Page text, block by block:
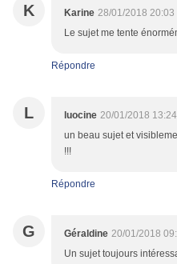
K Karine 28/01/2018 20:03
Le sujet me tente
Répondre
L luocine 20/01/2018 13:24
un beau sujet et
!!!
Répondre
G Géraldine 20/01/2018
Un sujet toujours